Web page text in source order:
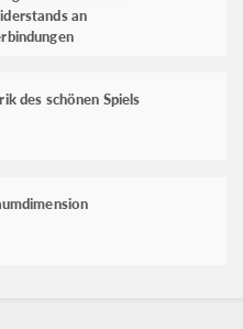
an
des schönen Spiels